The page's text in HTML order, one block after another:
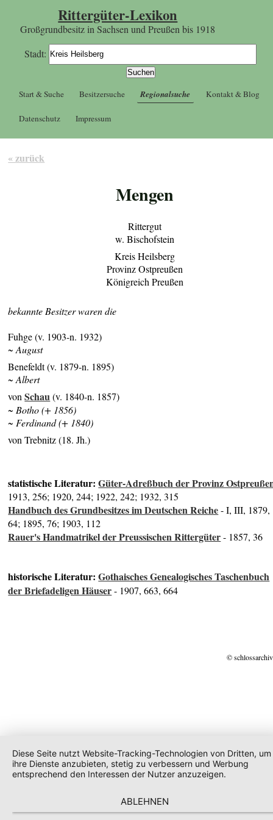
Rittergüter-Lexikon
Großgrundbesitz in Sachsen und Preußen bis 1918
Stadt:
Start & Suche Besitzersuche Regionalsuche Kontakt & Blog
Datenschutz Impressum
« zurück
Mengen
Rittergut
w. Bischofstein
Kreis Heilsberg
Provinz Ostpreußen
Königreich Preußen
bekannte Besitzer waren die
Fuhge (v. 1903-n. 1932)
~ August
Benefeldt (v. 1879-n. 1895)
~ Albert
vonSchau(v. 1840-n. 1857)
~ Botho (+ 1856)
~ Ferdinand (+ 1840)
von Trebnitz (18. Jh.)
statistische Literatur:Güter-Adreßbuch der Provinz
1913, 256; 1920, 244; 1922, 242; 1932, 315
Handbuch des Grundbesitzes im Deutschen Reiche- I, III, 1879,
64; 1895, 76; 1903, 112
Rauer's Handmatrikel der Preussischen Rittergüter- 1857, 36
historische Literatur:Gothaisches Genealogisches Taschenbuch
der Briefadeligen Häuser- 1907, 663, 664
©
Diese Seite nutzt Website-Tracking-Technologien von Dritten, um
ihre Dienste anzubieten, stetig zu verbessern und Werbung
entsprechend den Interessen der Nutzer anzuzeigen.
ABLEHNEN